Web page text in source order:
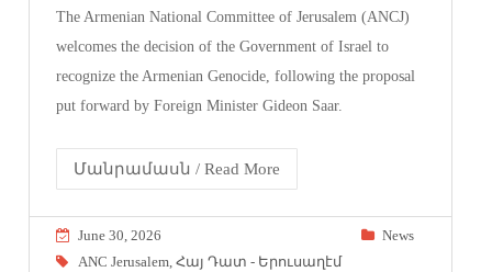
The Armenian National Committee of Jerusalem (ANCJ)
welcomes the decision of the Government of Israel to
recognize the Armenian Genocide, following the proposal
put forward by Foreign Minister Gideon Saar.
Մանրամասն / Read More
June 30, 2026
News
ANC Jerusalem,Հայ Դատ - Երուսաղէմ